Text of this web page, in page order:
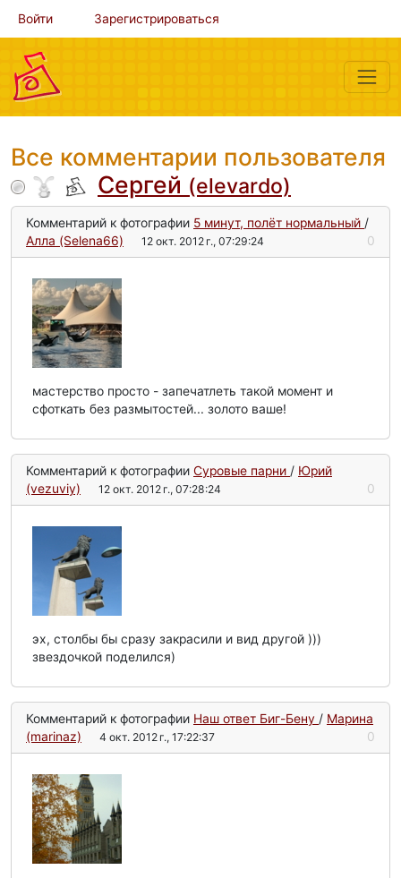
Войти Зарегистрироваться
Все комментарии пользователя
Сергей (elevardo)
Комментарий к фотографии 5 минут, полёт нормальный /
Алла (Selena66)
12 окт. 2012 г., 07:29:24 0
мастерство просто - запечатлеть такой момент и
сфоткать без размытостей... золото ваше!
Комментарий к фотографии Суровые парни / Юрий
(vezuviy)
12 окт. 2012 г., 07:28:24 0
эх, столбы бы сразу закрасили и вид другой )))
звездочкой поделился)
Комментарий к фотографии Наш ответ Биг-Бену / Mарина
(marinaz)
4 окт. 2012 г., 17:22:37 0